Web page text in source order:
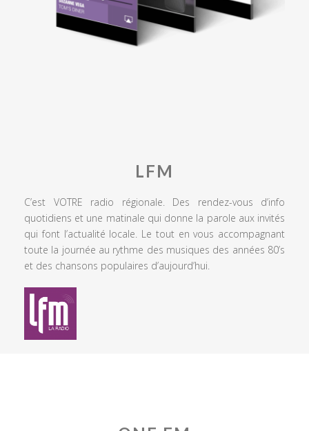
LFM
C’est VOTRE radio régionale. Des rendez-vous d’info
quotidiens et une matinale qui donne la parole aux invités
qui font l’actualité locale. Le tout en vous accompagnant
toute la journée au rythme des musiques des années 80’s
et des chansons populaires d’aujourd’hui.